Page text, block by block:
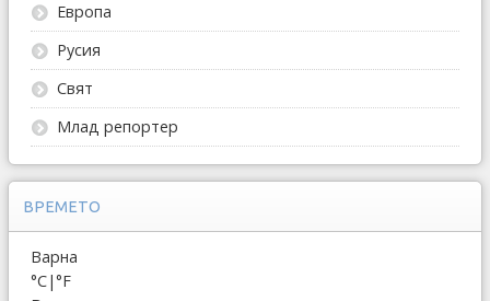
Европа
Русия
Свят
Млад репортер
ВРЕМЕТО
Варна
°C|°F